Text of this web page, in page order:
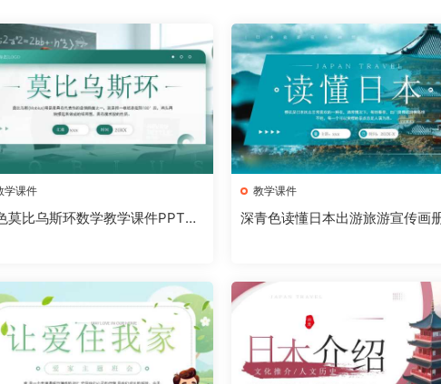
学课件
莫比乌斯环数学教学课件PPT模
教学课件
深青色读懂日本出游旅游宣传画